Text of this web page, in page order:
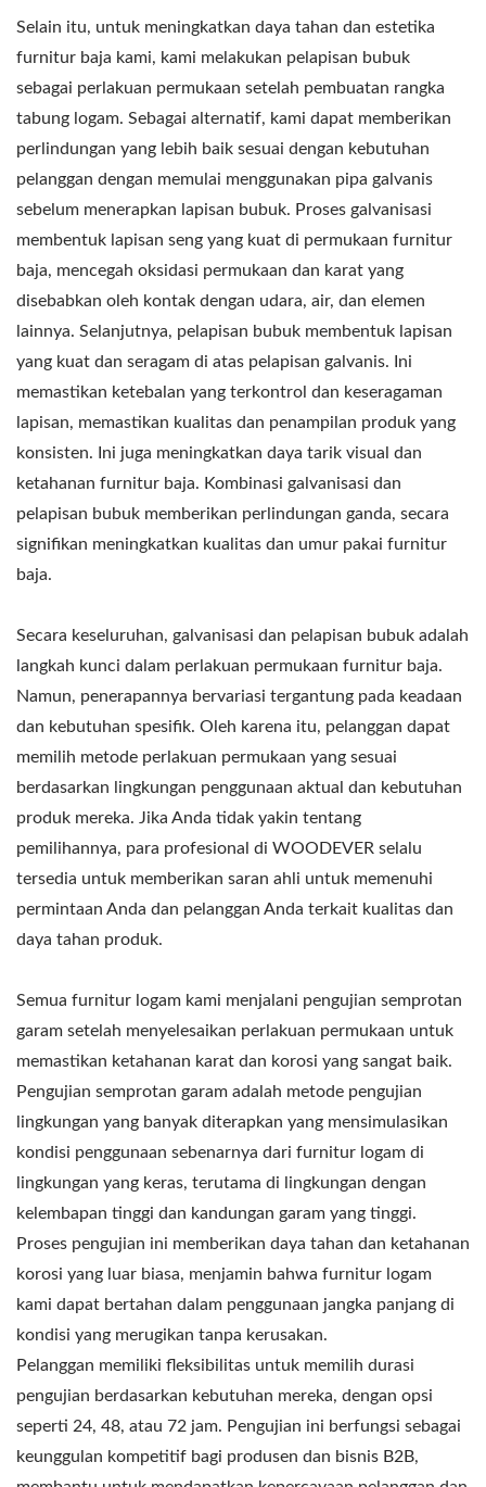
Selain itu, untuk meningkatkan daya tahan dan estetika
furnitur baja kami, kami melakukan pelapisan bubuk
sebagai perlakuan permukaan setelah pembuatan rangka
tabung logam. Sebagai alternatif, kami dapat memberikan
perlindungan yang lebih baik sesuai dengan kebutuhan
pelanggan dengan memulai menggunakan pipa galvanis
sebelum menerapkan lapisan bubuk. Proses galvanisasi
membentuk lapisan seng yang kuat di permukaan furnitur
baja, mencegah oksidasi permukaan dan karat yang
disebabkan oleh kontak dengan udara, air, dan elemen
lainnya. Selanjutnya, pelapisan bubuk membentuk lapisan
yang kuat dan seragam di atas pelapisan galvanis. Ini
memastikan ketebalan yang terkontrol dan keseragaman
lapisan, memastikan kualitas dan penampilan produk yang
konsisten. Ini juga meningkatkan daya tarik visual dan
ketahanan furnitur baja. Kombinasi galvanisasi dan
pelapisan bubuk memberikan perlindungan ganda, secara
signifikan meningkatkan kualitas dan umur pakai furnitur
baja.
Secara keseluruhan, galvanisasi dan pelapisan bubuk adalah
langkah kunci dalam perlakuan permukaan furnitur baja.
Namun, penerapannya bervariasi tergantung pada keadaan
dan kebutuhan spesifik. Oleh karena itu, pelanggan dapat
memilih metode perlakuan permukaan yang sesuai
berdasarkan lingkungan penggunaan aktual dan kebutuhan
produk mereka. Jika Anda tidak yakin tentang
pemilihannya, para profesional di WOODEVER selalu
tersedia untuk memberikan saran ahli untuk memenuhi
permintaan Anda dan pelanggan Anda terkait kualitas dan
daya tahan produk.
Semua furnitur logam kami menjalani pengujian semprotan
garam setelah menyelesaikan perlakuan permukaan untuk
memastikan ketahanan karat dan korosi yang sangat baik.
Pengujian semprotan garam adalah metode pengujian
lingkungan yang banyak diterapkan yang mensimulasikan
kondisi penggunaan sebenarnya dari furnitur logam di
lingkungan yang keras, terutama di lingkungan dengan
kelembapan tinggi dan kandungan garam yang tinggi.
Proses pengujian ini memberikan daya tahan dan ketahanan
korosi yang luar biasa, menjamin bahwa furnitur logam
kami dapat bertahan dalam penggunaan jangka panjang di
kondisi yang merugikan tanpa kerusakan.
Pelanggan memiliki fleksibilitas untuk memilih durasi
pengujian berdasarkan kebutuhan mereka, dengan opsi
seperti 24, 48, atau 72 jam. Pengujian ini berfungsi sebagai
keunggulan kompetitif bagi produsen dan bisnis B2B,